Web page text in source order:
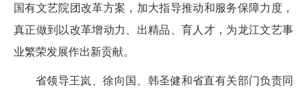
国有文艺院团改革方案，加大指导推动和服务保障力度，
真正做到以改革增动力、出精品、育人才，为龙江文艺事
业繁荣发展作出新贡献。
省领导王岚、徐向国、韩圣健和省直有关部门负责同